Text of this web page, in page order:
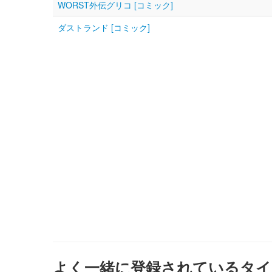
WORST外伝グリコ [コミック]
ダストランド [コミック]
よく一緒に登録されているタ